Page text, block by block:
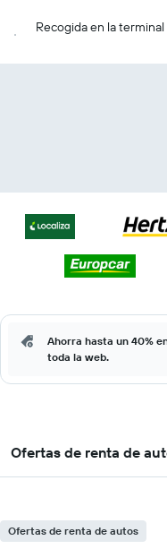
Recogida en la
Ahorra hasta un 40%
toda la web.
Ofertas de renta de
Ofertas de renta de autos